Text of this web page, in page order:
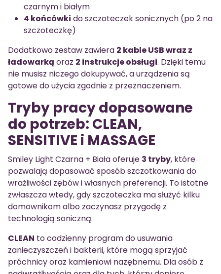
czarnym i białym
4 końcówki do szczoteczek sonicznych (po 2 na
szczoteczkę)
Dodatkowo zestaw zawiera 2 kable USB wraz z
ładowarką oraz 2 instrukcje obsługi. Dzięki temu
nie musisz niczego dokupywać, a urządzenia są
gotowe do użycia zgodnie z przeznaczeniem.
Tryby pracy dopasowane
do potrzeb: CLEAN,
SENSITIVE i MASSAGE
Smiley Light Czarna + Biała oferuje 3 tryby, które
pozwalają dopasować sposób szczotkowania do
wrażliwości zębów i własnych preferencji. To istotne
zwłaszcza wtedy, gdy szczoteczka ma służyć kilku
domownikom albo zaczynasz przygodę z
technologią soniczną.
CLEAN to codzienny program do usuwania
zanieczyszczeń i bakterii, które mogą sprzyjać
próchnicy oraz kamieniowi nazębnemu. Dla osób z